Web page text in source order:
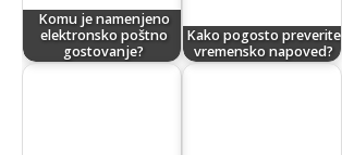
Komu je namenjeno
elektronsko poštno
gostovanje?
Kako pogosto preverite
vremensko napoved?